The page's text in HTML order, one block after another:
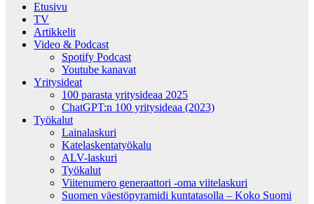
Etusivu
TV
Artikkelit
Video & Podcast
Spotify Podcast
Youtube kanavat
Yritysideat
100 parasta yritysideaa 2025
ChatGPT:n 100 yritysideaa (2023)
Työkalut
Lainalaskuri
Katelaskentatyökalu
ALV-laskuri
Työkalut
Viitenumero generaattori -oma viitelaskuri
Suomen väestöpyramidi kuntatasolla – Koko Suomi